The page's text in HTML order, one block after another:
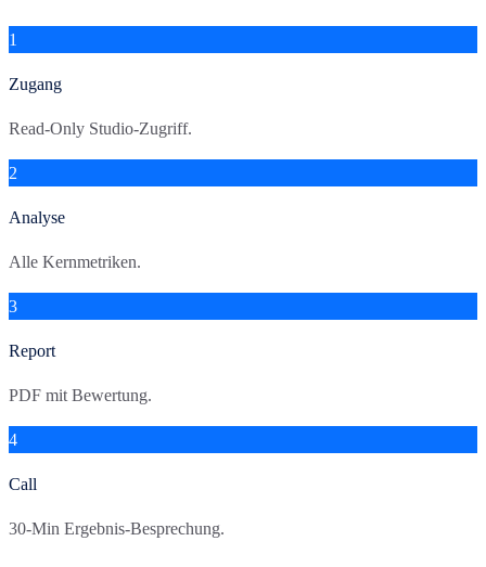
1
Zugang
Read-Only Studio-Zugriff.
2
Analyse
Alle Kernmetriken.
3
Report
PDF mit Bewertung.
4
Call
30-Min Ergebnis-Besprechung.